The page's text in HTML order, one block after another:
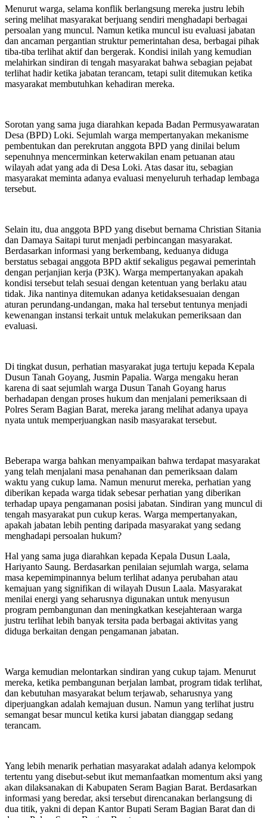
Menurut warga, selama konflik berlangsung mereka justru lebih
sering melihat masyarakat berjuang sendiri menghadapi berbagai
persoalan yang muncul. Namun ketika muncul isu evaluasi jabatan
dan ancaman pergantian struktur pemerintahan desa, berbagai pihak
tiba-tiba terlihat aktif dan bergerak. Kondisi inilah yang kemudian
melahirkan sindiran di tengah masyarakat bahwa sebagian pejabat
terlihat hadir ketika jabatan terancam, tetapi sulit ditemukan ketika
masyarakat membutuhkan kehadiran mereka.
Sorotan yang sama juga diarahkan kepada Badan Permusyawaratan
Desa (BPD) Loki. Sejumlah warga mempertanyakan mekanisme
pembentukan dan perekrutan anggota BPD yang dinilai belum
sepenuhnya mencerminkan keterwakilan enam petuanan atau
wilayah adat yang ada di Desa Loki. Atas dasar itu, sebagian
masyarakat meminta adanya evaluasi menyeluruh terhadap lembaga
tersebut.
Selain itu, dua anggota BPD yang disebut bernama Christian Sitania
dan Damaya Saitapi turut menjadi perbincangan masyarakat.
Berdasarkan informasi yang berkembang, keduanya diduga
berstatus sebagai anggota BPD aktif sekaligus pegawai pemerintah
dengan perjanjian kerja (P3K). Warga mempertanyakan apakah
kondisi tersebut telah sesuai dengan ketentuan yang berlaku atau
tidak. Jika nantinya ditemukan adanya ketidaksesuaian dengan
aturan perundang-undangan, maka hal tersebut tentunya menjadi
kewenangan instansi terkait untuk melakukan pemeriksaan dan
evaluasi.
Di tingkat dusun, perhatian masyarakat juga tertuju kepada Kepala
Dusun Tanah Goyang, Jusmin Papalia. Warga mengaku heran
karena di saat sejumlah warga Dusun Tanah Goyang harus
berhadapan dengan proses hukum dan menjalani pemeriksaan di
Polres Seram Bagian Barat, mereka jarang melihat adanya upaya
nyata untuk memperjuangkan nasib masyarakat tersebut.
Beberapa warga bahkan menyampaikan bahwa terdapat masyarakat
yang telah menjalani masa penahanan dan pemeriksaan dalam
waktu yang cukup lama. Namun menurut mereka, perhatian yang
diberikan kepada warga tidak sebesar perhatian yang diberikan
terhadap upaya pengamanan posisi jabatan. Sindiran yang muncul di
tengah masyarakat pun cukup keras. Warga mempertanyakan,
apakah jabatan lebih penting daripada masyarakat yang sedang
menghadapi persoalan hukum?
Hal yang sama juga diarahkan kepada Kepala Dusun Laala,
Hariyanto Saung. Berdasarkan penilaian sejumlah warga, selama
masa kepemimpinannya belum terlihat adanya perubahan atau
kemajuan yang signifikan di wilayah Dusun Laala. Masyarakat
menilai energi yang seharusnya digunakan untuk menyusun
program pembangunan dan meningkatkan kesejahteraan warga
justru terlihat lebih banyak tersita pada berbagai aktivitas yang
diduga berkaitan dengan pengamanan jabatan.
Warga kemudian melontarkan sindiran yang cukup tajam. Menurut
mereka, ketika pembangunan berjalan lambat, program tidak terlihat,
dan kebutuhan masyarakat belum terjawab, seharusnya yang
diperjuangkan adalah kemajuan dusun. Namun yang terlihat justru
semangat besar muncul ketika kursi jabatan dianggap sedang
terancam.
Yang lebih menarik perhatian masyarakat adalah adanya kelompok
tertentu yang disebut-sebut ikut memanfaatkan momentum aksi yang
akan dilaksanakan di Kabupaten Seram Bagian Barat. Berdasarkan
informasi yang beredar, aksi tersebut direncanakan berlangsung di
dua titik, yakni di depan Kantor Bupati Seram Bagian Barat dan di